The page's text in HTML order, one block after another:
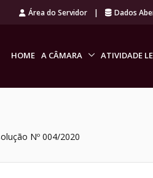
Área do Servidor | Dados
HOME A CÂMARA ATIVIDADE
Nº 004/2020